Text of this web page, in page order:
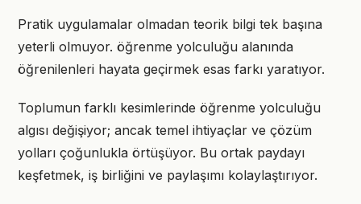
Pratik uygulamalar olmadan teorik bilgi tek başına
yeterli olmuyor. öğrenme yolculuğu alanında
öğrenilenleri hayata geçirmek esas farkı yaratıyor.
Toplumun farklı kesimlerinde öğrenme yolculuğu
algısı değişiyor; ancak temel ihtiyaçlar ve çözüm
yolları çoğunlukla örtüşüyor. Bu ortak paydayı
keşfetmek, iş birliğini ve paylaşımı kolaylaştırıyor.